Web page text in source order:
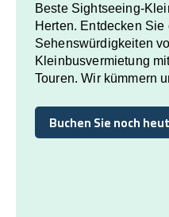
Beste Sightseeing-
Herten. Entdecken
Sehenswürdigkeiten
Kleinbusvermietung
Touren. Wir kümmern
Buchen Sie noch
Buchen Sie noch